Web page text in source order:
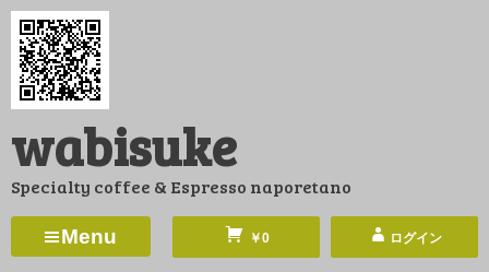
コ
ン
ツ
ス
ッ
wabisuke
Specialty coffee & Espresso naporetano
Menu ￥0 ログイン